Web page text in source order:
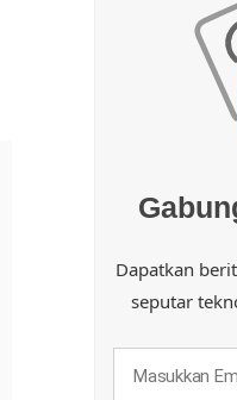
Dapatkan
seputar